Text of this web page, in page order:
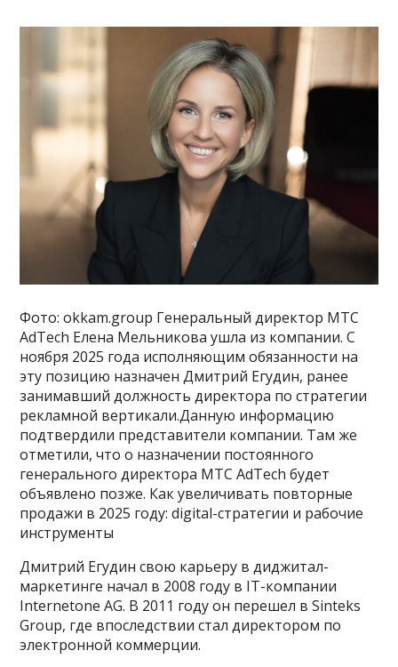
Фото: okkam.group Генеральный директор МТС
AdTech Елена Мельникова ушла из компании. С
ноября 2025 года исполняющим обязанности на
эту позицию назначен Дмитрий Егудин, ранее
занимавший должность директора по стратегии
рекламной вертикали.Данную информацию
подтвердили представители компании. Там же
отметили, что о назначении постоянного
генерального директора МТС AdTech будет
объявлено позже. Как увеличивать повторные
продажи в 2025 году: digital-стратегии и рабочие
инструменты
Дмитрий Егудин свою карьеру в диджитал-
маркетинге начал в 2008 году в IT-компании
Internetone AG. В 2011 году он перешел в Sinteks
Group, где впоследствии стал директором по
электронной коммерции.